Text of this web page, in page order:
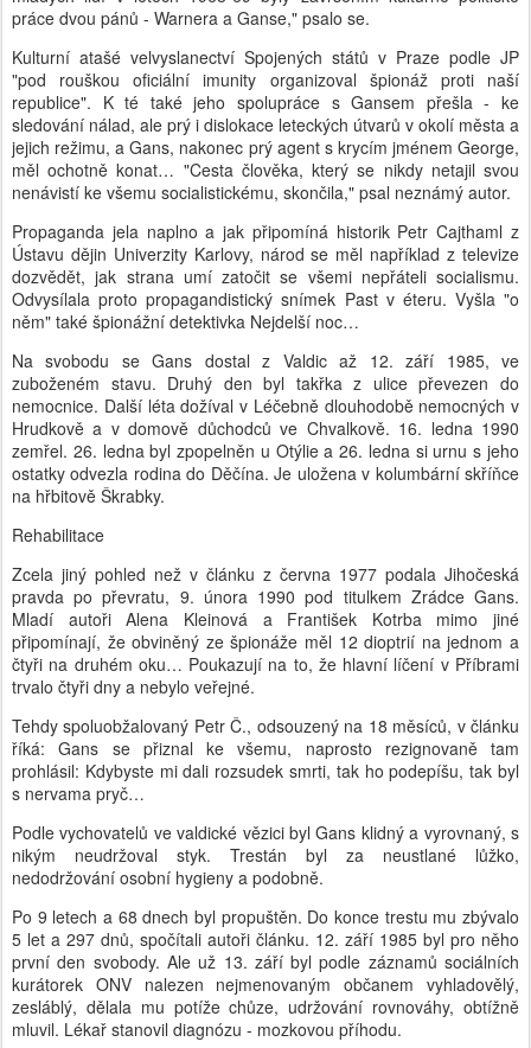
práce dvou pánů - Warnera a Ganse," psalo se.
Kulturní atašé velvyslanectví Spojených států v Praze podle JP
"pod rouškou oficiální imunity organizoval špionáž proti naší
republice". K té také jeho spolupráce s Gansem přešla - ke
sledování nálad, ale prý i dislokace leteckých útvarů v okolí města a
jejich režimu, a Gans, nakonec prý agent s krycím jménem George,
měl ochotně konat… "Cesta člověka, který se nikdy netajil svou
nenávistí ke všemu socialistickému, skončila," psal neznámý autor.
Propaganda jela naplno a jak připomíná historik Petr Cajthaml z
Ústavu dějin Univerzity Karlovy, národ se měl například z televize
dozvědět, jak strana umí zatočit se všemi nepřáteli socialismu.
Odvysílala proto propagandistický snímek Past v éteru. Vyšla "o
něm" také špionážní detektivka Nejdelší noc…
Na svobodu se Gans dostal z Valdic až 12. září 1985, ve
zuboženém stavu. Druhý den byl takřka z ulice převezen do
nemocnice. Další léta dožíval v Léčebně dlouhodobě nemocných v
Hrudkově a v domově důchodců ve Chvalkově. 16. ledna 1990
zemřel. 26. ledna byl zpopelněn u Otýlie a 26. ledna si urnu s jeho
ostatky odvezla rodina do Děčína. Je uložena v kolumbární skříňce
na hřbitově Škrabky.
Rehabilitace
Zcela jiný pohled než v článku z června 1977 podala Jihočeská
pravda po převratu, 9. února 1990 pod titulkem Zrádce Gans.
Mladí autoři Alena Kleinová a František Kotrba mimo jiné
připomínají, že obviněný ze špionáže měl 12 dioptrií na jednom a
čtyři na druhém oku… Poukazují na to, že hlavní líčení v Příbrami
trvalo čtyři dny a nebylo veřejné.
Tehdy spoluobžalovaný Petr Č., odsouzený na 18 měsíců, v článku
říká: Gans se přiznal ke všemu, naprosto rezignovaně tam
prohlásil: Kdybyste mi dali rozsudek smrti, tak ho podepíšu, tak byl
s nervama pryč…
Podle vychovatelů ve valdické vězici byl Gans klidný a vyrovnaný, s
nikým neudržoval styk. Trestán byl za neustlané lůžko,
nedodržování osobní hygieny a podobně.
Po 9 letech a 68 dnech byl propuštěn. Do konce trestu mu zbývalo
5 let a 297 dnů, spočítali autoři článku. 12. září 1985 byl pro něho
první den svobody. Ale už 13. září byl podle záznamů sociálních
kurátorek ONV nalezen nejmenovaným občanem vyhladovělý,
zesláblý, dělala mu potíže chůze, udržování rovnováhy, obtížně
mluvil. Lékař stanovil diagnózu - mozkovou příhodu.